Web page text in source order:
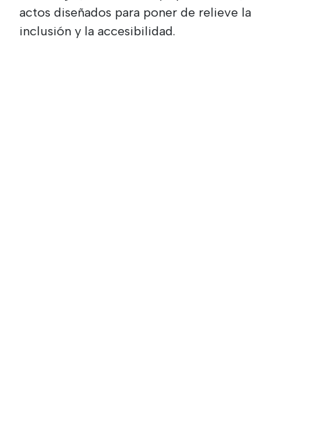
actos diseñados para poner de relieve la
inclusión y la accesibilidad.